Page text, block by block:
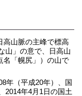
高山脈の主峰で標高
山」の意で、日高山
名「幌尻」）の山で
年（平成20年）、国
2014年4月1日の国土